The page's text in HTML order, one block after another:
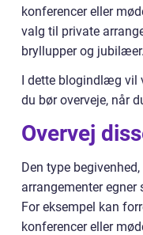
konferencer eller
valg til private
bryllupper og jubilæer.
I dette blogindlæg vil
du bør overveje, når
Overvej
Den type
arrangementer egner
For eksempel kan
konferencer eller